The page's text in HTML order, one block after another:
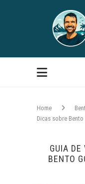
Home
Dicas sobre
GUIA DE
BENTO